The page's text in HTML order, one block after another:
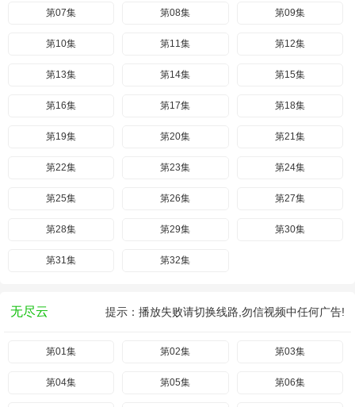
第07集 第08集 第09集
第10集 第11集 第12集
第13集 第14集 第15集
第16集 第17集 第18集
第19集 第20集 第21集
第22集 第23集 第24集
第25集 第26集 第27集
第28集 第29集 第30集
第31集 第32集
无尽云 提示：播放失败请切换线路,勿信视频中任何广告!
第01集 第02集 第03集
第04集 第05集 第06集